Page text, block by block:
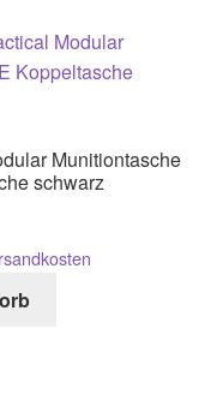
Munitiontasche
schwarz